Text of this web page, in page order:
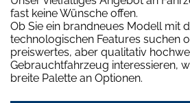
fast keine Wünsche offen.
Ob Sie ein brandneues Modell mit
technologischen Features suchen
preiswertes, aber qualitativ
Gebrauchtfahrzeug interessieren,
breite Palette an Optionen.